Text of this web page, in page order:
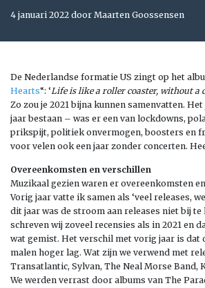
4 januari 2022 door Maarten Goossensen
De Nederlandse formatie US zingt op het
Hearts“: ‘Life is like a roller coaster, without a
Zo zou je 2021 bijna kunnen samenvatten.
jaar bestaan – was er een van lockdowns,
prikspijt, politiek onvermogen, boosters en
voor velen ook een jaar zonder concerten.
Overeenkomsten en verschillen
Muzikaal gezien waren er overeenkomsten
Vorig jaar vatte ik samen als ‘veel releases,
dit jaar was de stroom aan releases niet bij te
schreven wij zoveel recensies als in 2021 en
wat gemist. Het verschil met vorig jaar is dat
malen hoger lag. Wat zijn we verwend met
Transatlantic, Sylvan, The Neal Morse Band,
We werden verrast door albums van The